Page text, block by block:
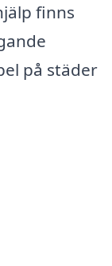
finns
på städer